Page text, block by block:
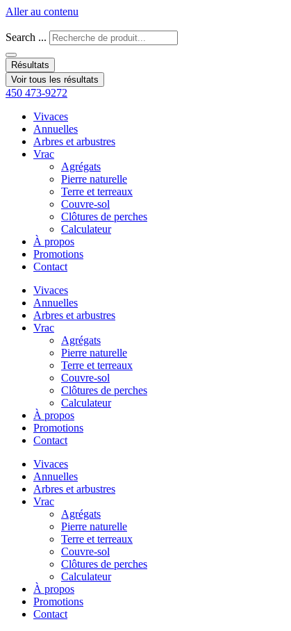
Aller au contenu
Search ...
Résultats
Voir tous les résultats
450 473-9272
Vivaces
Annuelles
Arbres et arbustres
Vrac
Agrégats
Pierre naturelle
Terre et terreaux
Couvre-sol
Clôtures de perches
Calculateur
À propos
Promotions
Contact
Vivaces
Annuelles
Arbres et arbustres
Vrac
Agrégats
Pierre naturelle
Terre et terreaux
Couvre-sol
Clôtures de perches
Calculateur
À propos
Promotions
Contact
Vivaces
Annuelles
Arbres et arbustres
Vrac
Agrégats
Pierre naturelle
Terre et terreaux
Couvre-sol
Clôtures de perches
Calculateur
À propos
Promotions
Contact